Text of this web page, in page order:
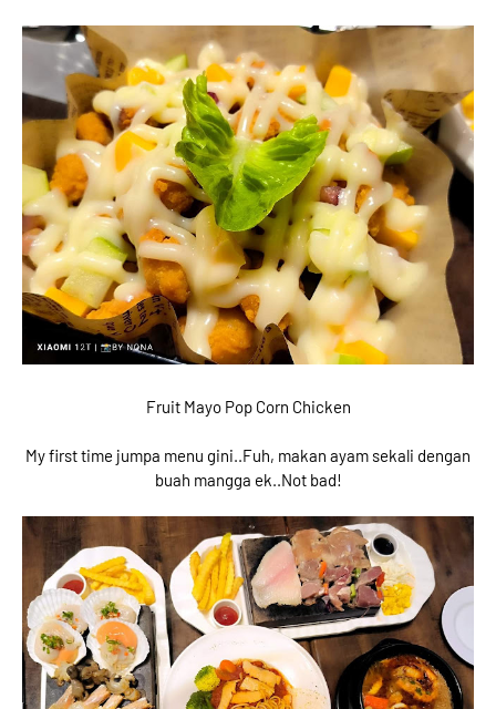
Fruit Mayo Pop Corn Chicken
My first time jumpa menu gini..Fuh, makan ayam sekali dengan
buah mangga ek..Not bad!